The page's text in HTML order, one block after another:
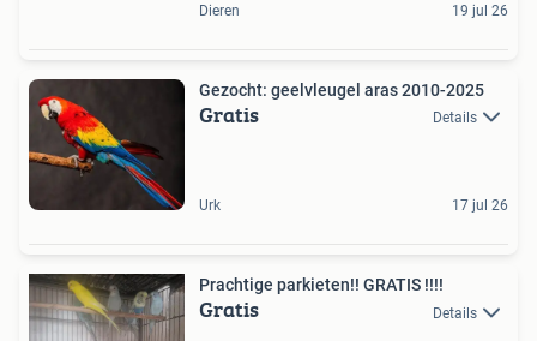
Dieren 19 jul 26
Gezocht: geelvleugel aras 2010-2025
Gratis Details
Urk 17 jul 26
Prachtige parkieten!! GRATIS !!!!
Gratis Details